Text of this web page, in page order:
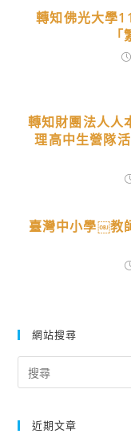
轉知佛光大學
轉知財團法人人
理高中生營隊
臺灣中小學￼教
網站搜尋
for:
近期文章